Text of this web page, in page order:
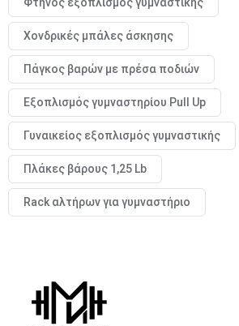
Χονδρικές μπάλες άσκησης
Πάγκος βαρών με πρέσα ποδιών
Εξοπλισμός γυμναστηρίου Pull Up
Γυναικείος εξοπλισμός γυμναστικής
Πλάκες βάρους 1,25 Lb
Rack αλτήρων για γυμναστήριο